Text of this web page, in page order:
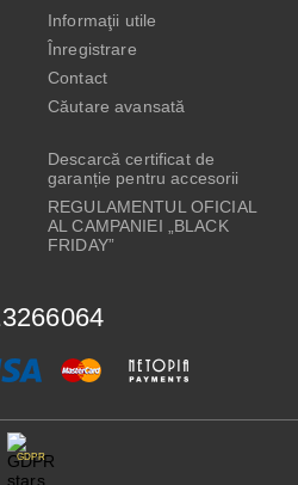
Informaţii utile
Înregistrare
Contact
Căutare avansată
Descarcă certificat de
garanție pentru accesorii
REGULAMENTUL OFICIAL
AL CAMPANIEI „BLACK
FRIDAY”
GDPR